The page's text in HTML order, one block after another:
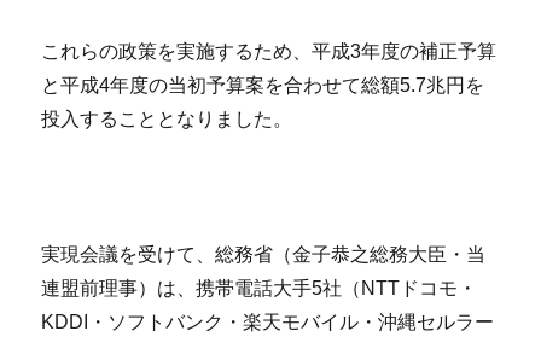
これらの政策を実施するため、平成3年度の補正予算
と平成4年度の当初予算案を合わせて総額5.7兆円を
投入することとなりました。
実現会議を受けて、総務省（金子恭之総務大臣・当
連盟前理事）は、携帯電話大手5社（NTTドコモ・
KDDI・ソフトバンク・楽天モバイル・沖縄セルラー